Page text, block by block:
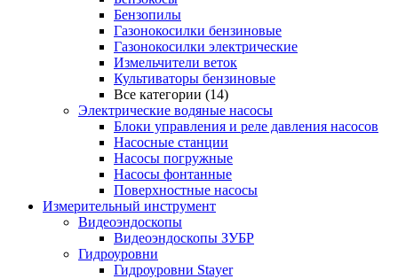
Бензопилы
Газонокосилки бензиновые
Газонокосилки электрические
Измельчители веток
Культиваторы бензиновые
Все категории (14)
Электрические водяные насосы
Блоки управления и реле давления насосов
Насосные станции
Насосы погружные
Насосы фонтанные
Поверхностные насосы
Измерительный инструмент
Видеоэндоскопы
Видеоэндоскопы ЗУБР
Гидроуровни
Гидроуровни Stayer